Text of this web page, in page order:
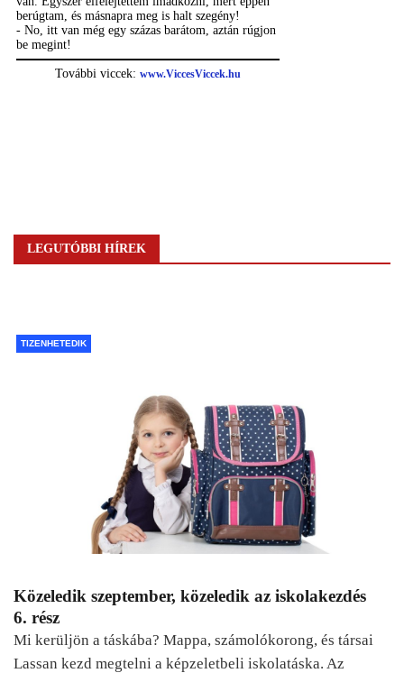
LEGUTÓBBI HÍREK
TIZENHETEDIK
Közeledik szeptember, közeledik az iskolakezdés
6. rész
Mi kerüljön a táskába? Mappa, számolókorong, és társai
Lassan kezd megtelni a képzeletbeli iskolatáska. Az